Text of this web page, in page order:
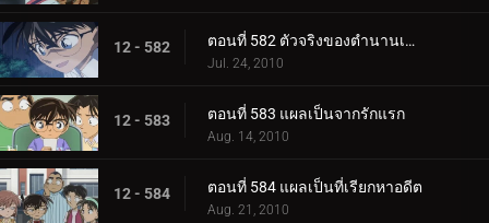
12 - 582 ตอนที่ 582 ตัวจริงของตำนานเมือง (ตอน 2)
Jul. 24, 2010
12 - 583 ตอนที่ 583 แผลเป็นจากรักแรก
Aug. 14, 2010
12 - 584 ตอนที่ 584 แผลเป็นที่เรียกหาอดีต
Aug. 21, 2010